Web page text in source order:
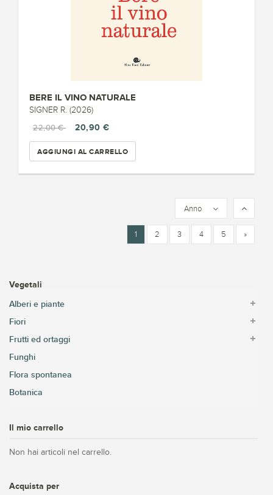
BERE IL VINO NATURALE
SIGNER R. (2026)
22,00 €
20,90 €
AGGIUNGI AL CARRELLO
Anno
1 2 3 4 5 »
Vegetali
Alberi e piante
Fiori
Frutti ed ortaggi
Funghi
Flora spontanea
Botanica
Il mio carrello
Non hai articoli nel carrello.
Acquista per